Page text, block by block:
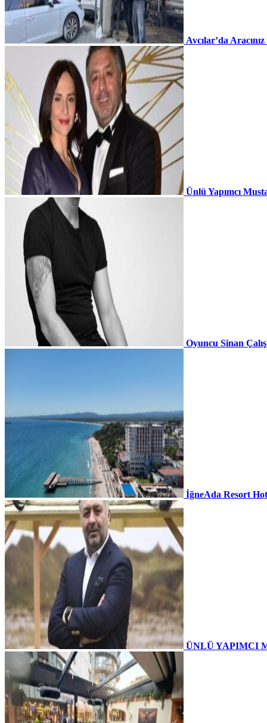
Avcılar’da
Ünlü Yapımcı
Oyuncu Sinan
İğneAda Resort
ÜNLÜ YAPIMCI